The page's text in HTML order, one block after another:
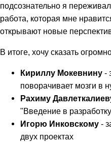
подсознательно я
работа, которая мне
открывают новые
В итоге, хочу сказать
Кириллу Мокевнину -
поворачивает мозги в
Рахиму
"Введение в
Игорю Инковскому -
двух проектах